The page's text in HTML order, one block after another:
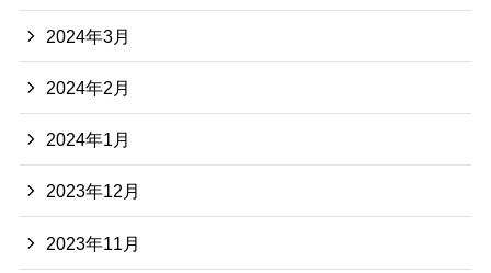
2024年3月
2024年2月
2024年1月
2023年12月
2023年11月